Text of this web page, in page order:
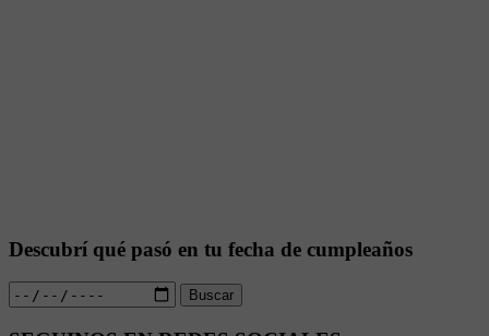
Descubrí qué pasó en tu fecha de cumpleaños
Buscar